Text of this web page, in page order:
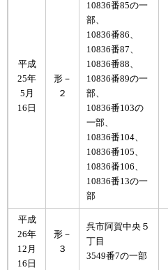
平成
25年
5月
16日
形－
２
10836番85の一
部、
10836番86、
10836番87、
10836番88、
10836番89の一
部、
10836番103の
一部、
10836番104、
10836番105、
10836番106、
10836番13の一
部
平成
26年
12月
16日
形－
３
呉市阿賀中央５
丁目
3549番7の一部